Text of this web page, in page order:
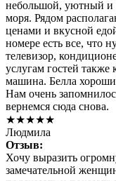
небольшой, уютный и
моря. Рядом
ценами и вкусной
номере есть все, что
телевизор,
услугам гостей также
машина. Белла
Нам очень
вернемся сюда снова.
★★★★★
Людмила
Отзыв:
Хочу выразить
замечательной